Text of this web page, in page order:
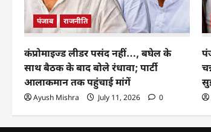
पंजाब राजनीति
कंप्रोमाइज्ड लीडर पसंद नहीं…, बघेल के
साथ बैठक के बाद बोले रंधावा; पार्टी
आलाकमान तक पहुंचाई मांगें
Ayush Mishra July 11, 2026 0